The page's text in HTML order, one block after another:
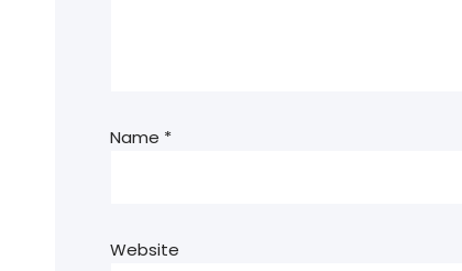
Name *
Website